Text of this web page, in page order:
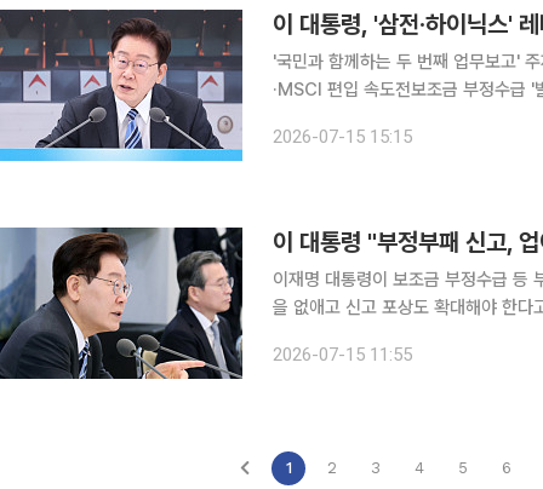
'국민과 함께하는 두 번째 업무보고'
·MSCI 편입 속도전보조금 부정수급 '발본색
소에 "보완대책을 신속히 마련하라"
2026-07-15 15:15
이 대통령 "부정부패 신고,
이재명 대통령이 보조금 부정수급 등
을 없애고 신고 포상도 확대해야 한다
대 영빈관에서 열린 재정경제부·국가
2026-07-15 11:55
1 2 3 4 5 6